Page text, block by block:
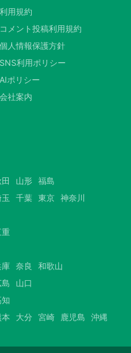
利用規約
コメント投稿利用規約
個人情報保護方針
SNS利用ポリシー
AIポリシー
会社案内
山形 福島
千葉 東京 神奈川
重
庫 奈良
和歌山
島
山口
大分 宮崎 鹿児島 沖縄